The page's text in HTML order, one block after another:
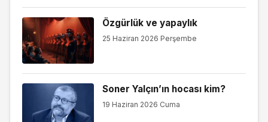
Özgürlük ve yapaylık
25 Haziran 2026 Perşembe
Soner Yalçın’ın hocası kim?
19 Haziran 2026 Cuma